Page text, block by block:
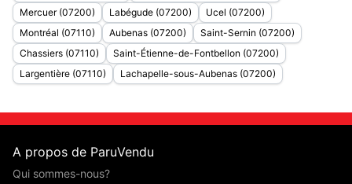
Mercuer (07200)
Labégude (07200)
Ucel (07200)
Montréal (07110)
Aubenas (07200)
Saint-Sernin (07200)
Chassiers (07110)
Saint-Étienne-de-Fontbellon (07200)
Largentière (07110)
Lachapelle-sous-Aubenas (07200)
A propos de ParuVendu
Qui sommes-nous?